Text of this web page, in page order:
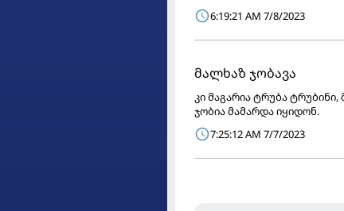
6:19:21 AM 7/8/2023
მალხაზ ჯობავა
კი მაგარია ტრუბა
ჯობია მამარდა იყიდონ.
7:25:12 AM 7/7/2023